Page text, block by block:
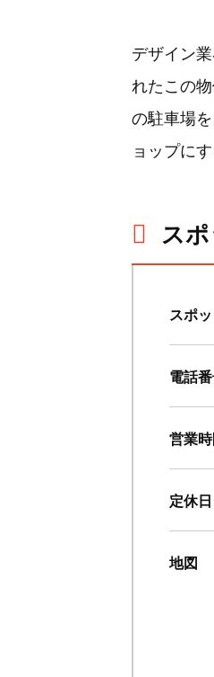
デザイン
れたこの
の駐車場
ョップに
ス
スポ
電話
営業
定休日
地図